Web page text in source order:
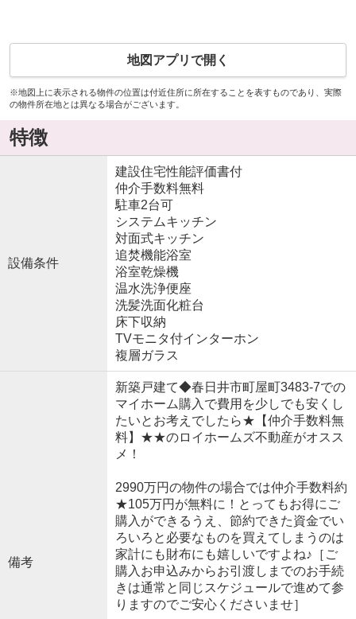
地図アプリで開く
※地図上に表示される物件の位置は付近住所に所在することを表すものであり、実際
の物件所在地とは異なる場合がございます。
特徴
設備条件
建設住宅性能評価書付
仲介手数料無料
駐車2台可
システムキッチン
対面式キッチン
追焚機能浴室
浴室乾燥機
温水洗浄便座
洗髪洗面化粧台
床下収納
TVモニタ付インターホン
複層ガラス
備考
新築戸建て◆春日井市町屋町3483-7での
マイホーム購入で費用を少しでも安くし
たいとお考えでしたら★【仲介手数料無
料】★★のロイホームズ不動産がオスス
メ！
2990万円の物件の場合では仲介手数料約
★105万円が無料に！とってもお得にご
購入ができるうえ、節約できた資金でい
ろいろと必要なものを買えてしまうのは
家計にも財布にも嬉しいですよね♪［ご
購入お申込みからお引渡しまでのお手続
きは通常と同じスケジュールで進めて参
りますのでご安心くださいませ］